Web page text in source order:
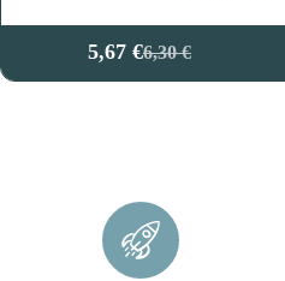
6,30€
El
precio
5,67 €El
precio